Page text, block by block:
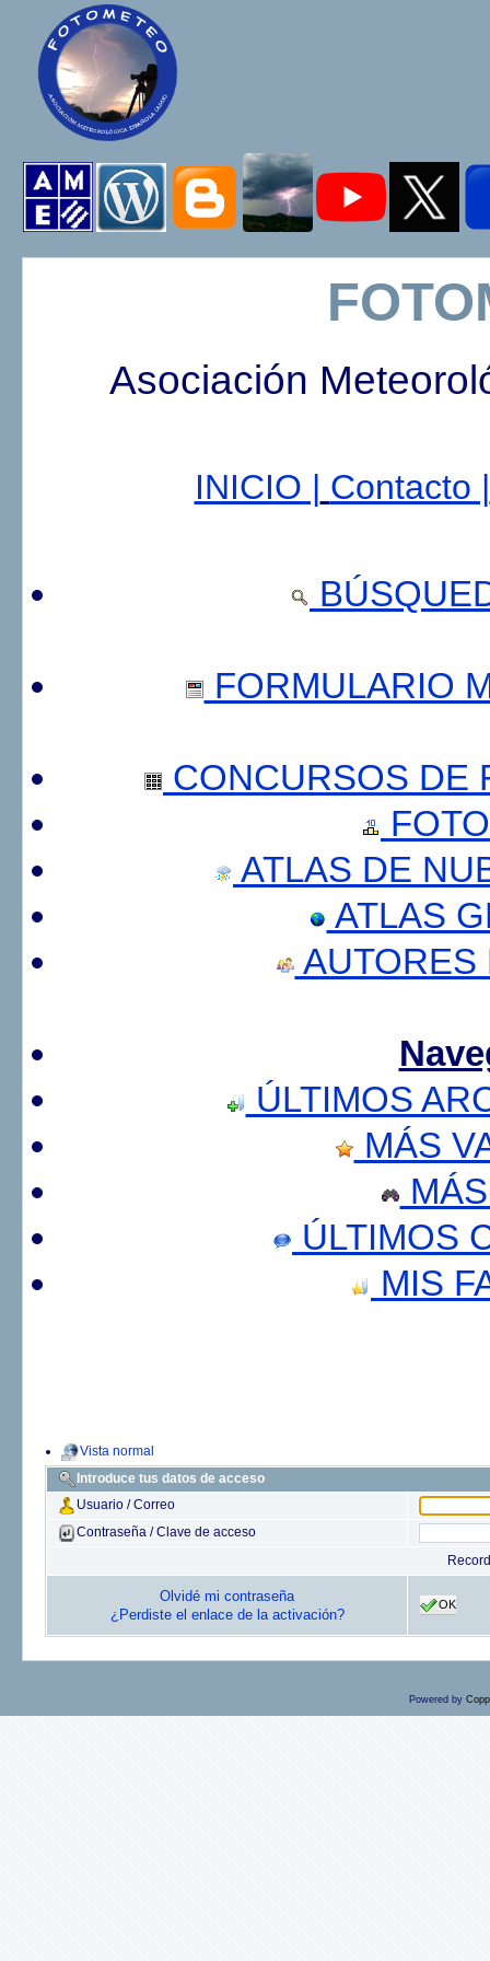
Asociación
INICIO | Contacto |
FORMULARIO
CONCURSOS DE
ATLAS DE
ATLAS
AUTORES
ÚLTIMOS
MÁS
ÚLTIMOS
MIS
Vista normal
Introduce tus datos de acceso
Usuario / Correo
Contraseña / Clave de acceso
Olvidé mi contraseña
¿Perdiste el enlace de la activación?
OK
Powered by